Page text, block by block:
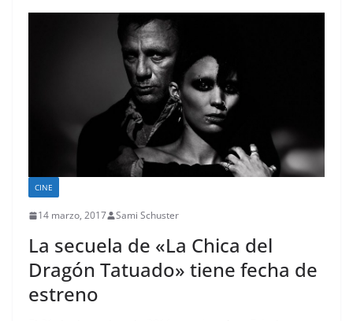
CINE
14 marzo, 2017 Sami Schuster
La secuela de «La Chica del
Dragón Tatuado» tiene fecha de
estreno